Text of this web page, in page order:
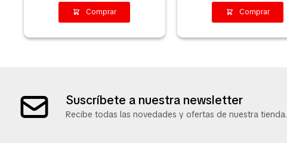
Suscríbete a nuestra newsletter
Recibe todas las novedades y ofertas de nuestra tienda.